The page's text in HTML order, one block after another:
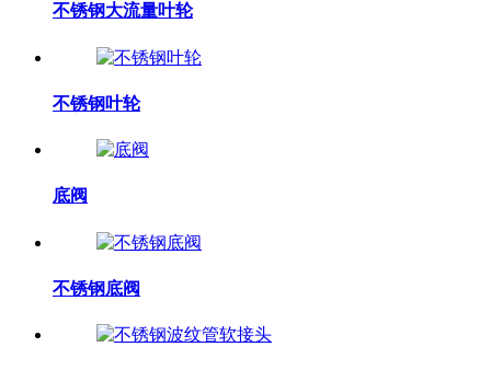
不锈钢大流量叶轮
不锈钢叶轮
底阀
不锈钢底阀